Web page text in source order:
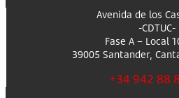
Avenida de los
-CDTUC-
Fase A – Local
39005 Santander,
+34 942 88